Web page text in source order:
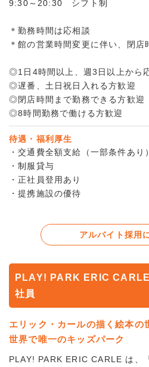
9:30～20:30 シフト制
＊勤務時間は応相談
＊館の営業時間変更に伴い、閉店
◎1日4時間以上、週3日以上から
◎遅番、土日祝日入れる方歓迎
◎閉店時間まで勤務できる方歓迎
◎8時間勤務で働ける方歓迎
待遇・福利厚生
・交通費全額支給（一部条件あり）
・制服貸与
・正社員登用あり
・提携施設の優待
アルバイト採用
PLAY! PARK ERIC
社員
エリック・カールの描く絵本の
世界で唯一のキッズパーク
PLAY! PARK ERIC CARLE は、